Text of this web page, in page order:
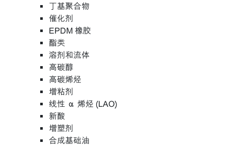
丁基聚合物
催化剂
EPDM 橡胶
酯类
溶剂和流体
高碳醇
高碳烯烃
增粘剂
线性 α 烯烃 (LAO)
新酸
增塑剂
合成基础油